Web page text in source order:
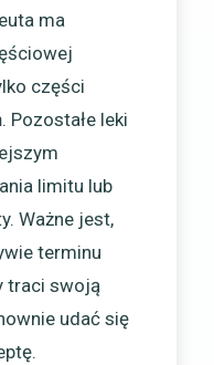
ma
części
Pozostałe leki
limitu lub
Ważne jest,
terminu
traci swoją
udać się